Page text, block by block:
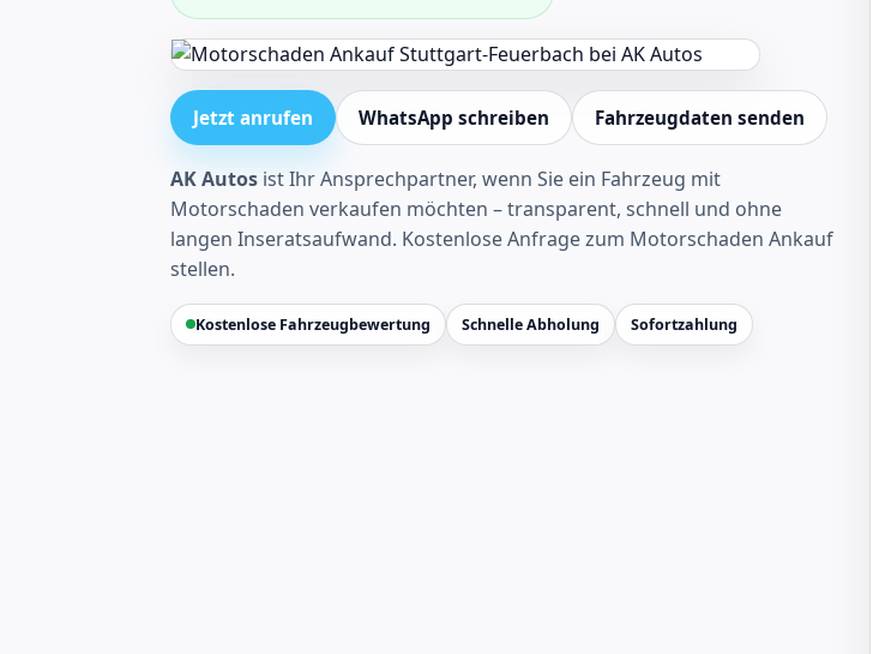
Jetzt anrufen WhatsApp schreiben Fahrzeugdaten senden
AK Autos ist Ihr Ansprechpartner, wenn Sie ein Fahrzeug mit
Motorschaden verkaufen möchten – transparent, schnell und ohne
langen Inseratsaufwand. Kostenlose Anfrage zum Motorschaden Ankauf
stellen.
Kostenlose Fahrzeugbewertung Schnelle Abholung Sofortzahlung